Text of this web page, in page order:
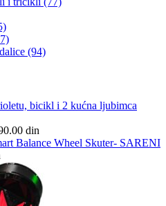
(94)
bicikl i 2 kućna ljubimca
din
Balance Wheel Skuter- SARENI